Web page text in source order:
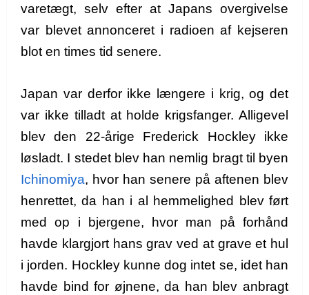
varetægt, selv efter at Japans overgivelse
var blevet annonceret i radioen af kejseren
blot en times tid senere.
Japan var derfor ikke længere i krig, og det
var ikke tilladt at holde krigsfanger. Alligevel
blev den 22-årige Frederick Hockley ikke
løsladt. I stedet blev han nemlig bragt til byen
Ichinomiya, hvor han senere på aftenen blev
henrettet, da han i al hemmelighed blev ført
med op i bjergene, hvor man på forhånd
havde klargjort hans grav ved at grave et hul
i jorden. Hockley kunne dog intet se, idet han
havde bind for øjnene, da han blev anbragt